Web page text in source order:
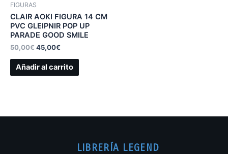
FIGURAS
CLAIR AOKI FIGURA 14 CM
PVC GLEIPNIR POP UP
PARADE GOOD SMILE
50,00€45,00€
Añadir al carrito
LIBRERÍA LEGEND